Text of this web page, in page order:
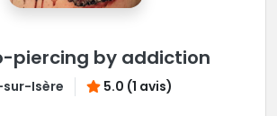
piercing by addiction
Isère 5.0 (1 avis)